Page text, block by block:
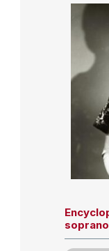
soprano